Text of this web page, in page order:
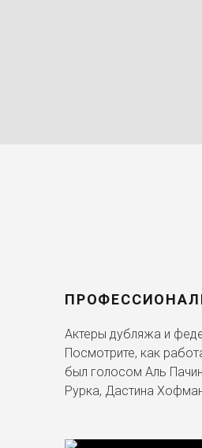
Актеры дубляжа и
Посмотрите, как
был голосом Аль
Рурка, Дастина